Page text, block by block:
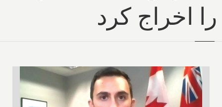
را اخراج کرد